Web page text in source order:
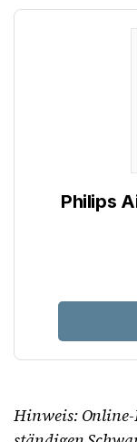
Philips
Hinweis: Online-